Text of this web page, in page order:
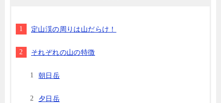
定山渓の周りは山だらけ！
それぞれの山の特徴
朝日岳
夕日岳